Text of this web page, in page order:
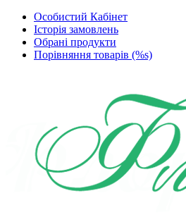
Особистий Кабінет
Історія замовлень
Обрані продукти
Порівняння товарів (%s)